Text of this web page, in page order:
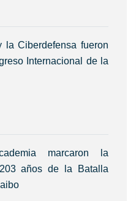
la Ciberdefensa fueron
Internacional de la
marcaron la
años de la Batalla